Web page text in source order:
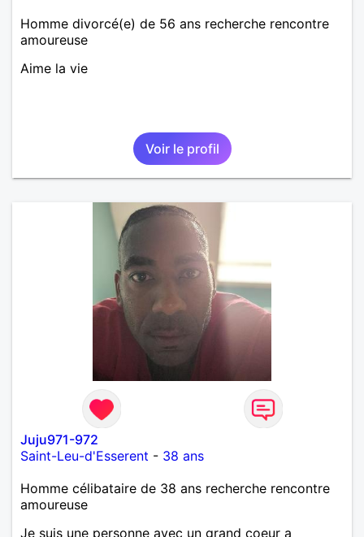
Homme divorcé(e) de 56 ans recherche rencontre
amoureuse
Aime la vie
Voir le profil
Juju971-972
Saint-Leu-d'Esserent - 38 ans
Homme célibataire de 38 ans recherche rencontre
amoureuse
Je suis une personne avec un grand coeur a